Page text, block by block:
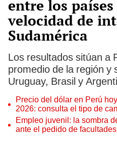
entre los
velocidad de
Sudamérica
Los resultados sitúan a
promedio de la región y
Uruguay, Brasil y
Precio del dólar en Perú
2026: consulta el tipo de
cambio y plataformas
Empleo juvenil: la sombra
ante el pedido de